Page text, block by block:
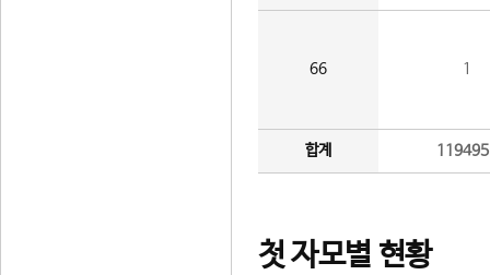
66 1
합계
첫 자모별 현황